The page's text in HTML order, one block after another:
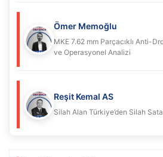
Ömer Memoğlu
MKE 7.62 mm Parçacıklı Anti-
ve Operasyonel Analizi
Reşit Kemal AS
Silah Alan Türkiye’den Silah